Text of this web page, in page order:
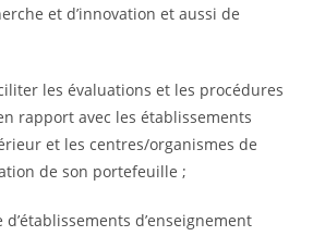
et d’innovation et aussi de
les évaluations et les procédures
rapport avec les établissements
et les centres/organismes de
de son portefeuille ;
d’enseignement